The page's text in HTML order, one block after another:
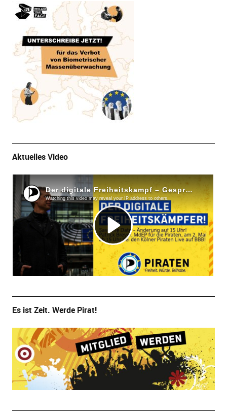
Aktuelles Video
Es ist Zeit. Werde Pirat!